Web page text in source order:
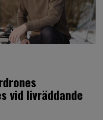
vid livräddande